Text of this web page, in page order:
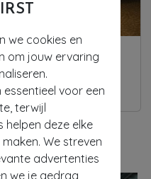
we cookies en
om jouw ervaring
voor een
terwijl
helpen deze elke
We streven
advertenties
we je gedrag
vieren van onze